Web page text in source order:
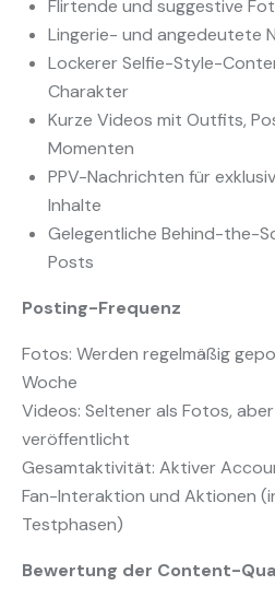
Flirtende und suggestive
Lingerie- und angedeutete
Lockerer Selfie-Style-
Charakter
Kurze Videos mit Outfits,
Momenten
PPV-Nachrichten für
Inhalte
Gelegentliche Behind-the-
Posts
Posting-Frequenz
Fotos: Werden regelmäßig
Woche
Videos: Seltener als Fotos,
veröffentlicht
Gesamtaktivität: Aktiver
Fan-Interaktion und Aktionen
Testphasen)
Bewertung der Content-